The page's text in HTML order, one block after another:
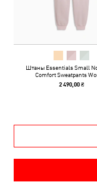
Штаны Essentials Small
Comfort Sweatpants
2 490,00 ₴